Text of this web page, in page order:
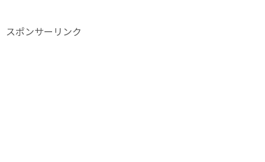
スポンサーリンク